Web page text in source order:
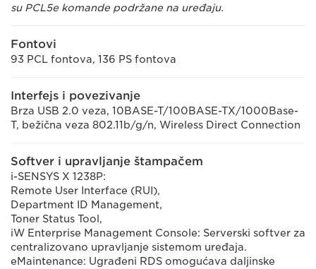
su PCL5e komande podržane na uređaju.
Fontovi
93 PCL fontova, 136 PS fontova
Interfejs i povezivanje
Brza USB 2.0 veza, 10BASE-T/100BASE-TX/1000Base-
T, bežična veza 802.11b/g/n, Wireless Direct Connection
Softver i upravljanje štampačem
i-SENSYS X 1238P:
Remote User Interface (RUI),
Department ID Management,
Toner Status Tool,
iW Enterprise Management Console: Serverski softver za
centralizovano upravljanje sistemom uređaja.
eMaintenance: Ugrađeni RDS omogućava daljinske